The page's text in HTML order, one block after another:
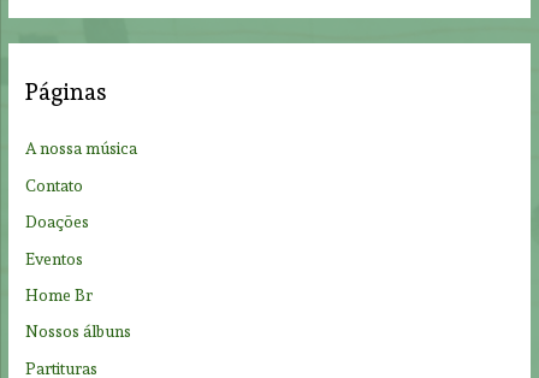
h
:
Páginas
A nossa música
Contato
Doações
Eventos
Home Br
Nossos álbuns
Partituras